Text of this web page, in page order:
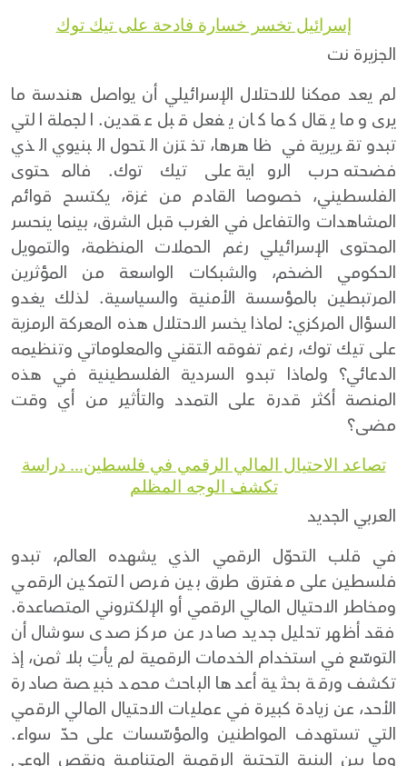
إسرائيل تخسر خسارة فادحة على تيك توك
الجزيرة نت
لم يعد ممكنا للاحتلال الإسرائيلي أن يواصل هندسة ما
يرى وما يقال كما كان يفعل قبل عقدين. الجملة التي
تبدو تقريرية في ظاهرها، تختزن التحول البنيوي الذي
فضحته حرب الرواية على تيك توك. فالمحتوى
الفلسطيني، خصوصا القادم من غزة، يكتسح قوائم
المشاهدات والتفاعل في الغرب قبل الشرق، بينما ينحسر
المحتوى الإسرائيلي رغم الحملات المنظمة، والتمويل
الحكومي الضخم، والشبكات الواسعة من المؤثرين
المرتبطين بالمؤسسة الأمنية والسياسية. لذلك يغدو
السؤال المركزي: لماذا يخسر الاحتلال هذه المعركة الرمزية
على تيك توك، رغم تفوقه التقني والمعلوماتي وتنظيمه
الدعائي؟ ولماذا تبدو السردية الفلسطينية في هذه
المنصة أكثر قدرة على التمدد والتأثير من أي وقت
مضى؟
تصاعد الاحتيال المالي الرقمي في فلسطين... دراسة
تكشف الوجه المظلم
العربي الجديد
في قلب التحوّل الرقمي الذي يشهده العالم، تبدو
فلسطين على مفترق طرق بين فرص التمكين الرقمي
ومخاطر الاحتيال المالي الرقمي أو الإلكتروني المتصاعدة.
فقد أظهر تحليل جديد صادر عن مركز صدى سوشال أن
التوسّع في استخدام الخدمات الرقمية لم يأتِ بلا ثمن، إذ
تكشف ورقة بحثية أعدها الباحث محمد خبيصة صادرة
الأحد، عن زيادة كبيرة في عمليات الاحتيال المالي الرقمي
التي تستهدف المواطنين والمؤسّسات على حدّ سواء.
وما بين البنية التحتية الرقمية المتنامية ونقص الوعي